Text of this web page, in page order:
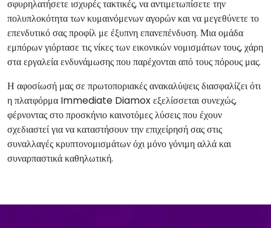
σφυρηλατήσετε ισχυρές τακτικές, να αντιμετωπίσετε την
πολυπλοκότητα των κυμαινόμενων αγορών και να μεγεθύνετε το
επενδυτικό σας προφίλ με έξυπνη επανεπένδυση. Μια ομάδα
εμπόρων γιόρτασε τις νίκες των εικονικών νομισμάτων τους, χάρη
στα εργαλεία ενδυνάμωσης που παρέχονται από τους πόρους μας.
Η αφοσίωσή μας σε πρωτοποριακές ανακαλύψεις διασφαλίζει ότι
η πλατφόρμα Immediate Diamox εξελίσσεται συνεχώς,
φέρνοντας στο προσκήνιο καινοτόμες λύσεις που έχουν
σχεδιαστεί για να καταστήσουν την επιχείρησή σας στις
συναλλαγές κρυπτονομισμάτων όχι μόνο γόνιμη αλλά και
συναρπαστικά καθηλωτική.